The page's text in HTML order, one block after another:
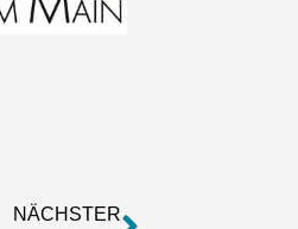
NÄCHSTER